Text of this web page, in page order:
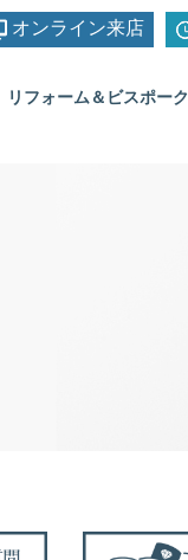
オンライン来店
リフォーム＆ビスポーク